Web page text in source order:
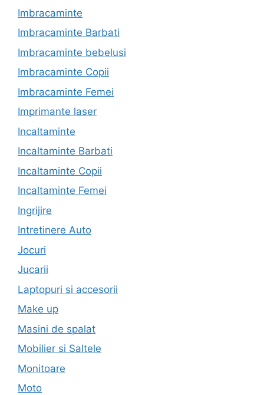
Imbracaminte
Imbracaminte Barbati
Imbracaminte bebelusi
Imbracaminte Copii
Imbracaminte Femei
Imprimante laser
Incaltaminte
Incaltaminte Barbati
Incaltaminte Copii
Incaltaminte Femei
Ingrijire
Intretinere Auto
Jocuri
Jucarii
Laptopuri si accesorii
Make up
Masini de spalat
Mobilier si Saltele
Monitoare
Moto